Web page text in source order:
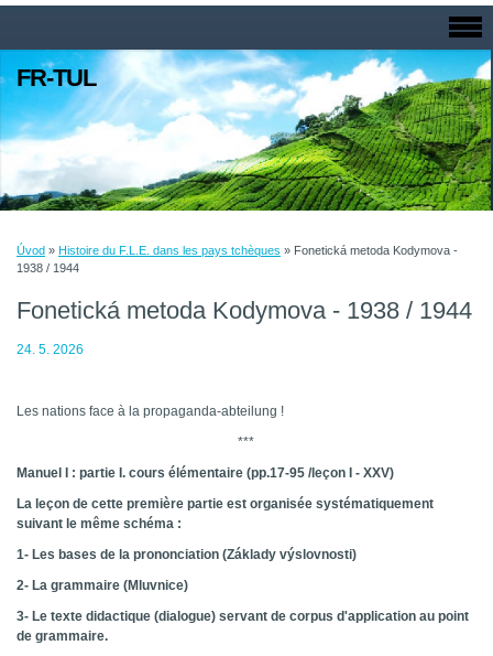
FR-TUL
Úvod » Histoire du F.L.E. dans les pays tchèques » Fonetická metoda Kodymova -
1938 / 1944
Fonetická metoda Kodymova - 1938 / 1944
24. 5. 2026
Les nations face à la propaganda-abteilung !
***
Manuel I : partie I. cours élémentaire (pp.17-95 /leçon I - XXV)
La leçon de cette première partie est organisée systématiquement
suivant le même schéma :
1- Les bases de la prononciation (Základy výslovnosti)
2- La grammaire (Mluvnice)
3- Le texte didactique (dialogue) servant de corpus d'application au point
de grammaire.